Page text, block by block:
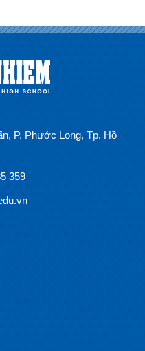
P. Phước Long, Tp. Hồ
359